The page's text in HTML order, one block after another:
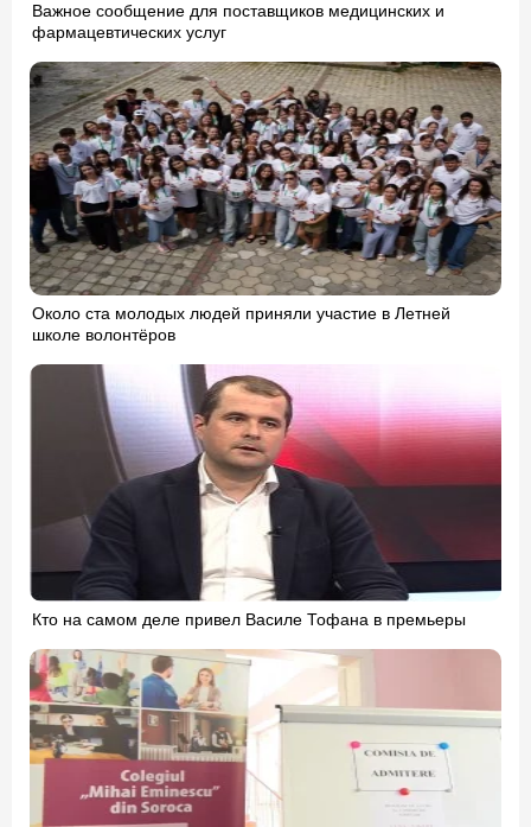
Важное сообщение для поставщиков медицинских и
фармацевтических услуг
Около ста молодых людей приняли участие в Летней
школе волонтёров
Кто на самом деле привел Василе Тофана в премьеры